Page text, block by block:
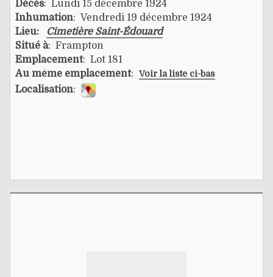
Décès: Lundi 15 décembre 1924
Inhumation: Vendredi 19 décembre 1924
Lieu:
Cimetière Saint-Édouard
Situé à: Frampton
Emplacement: Lot 181
Au même emplacement: Voir la liste ci-bas
Localisation: